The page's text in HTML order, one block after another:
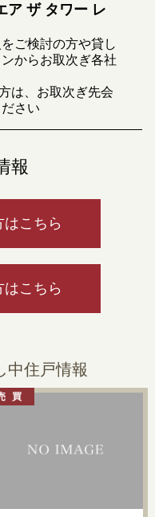
ア ザ タワー レ
ご検討の方や貸し
からお取次ぎ各社
は、お取次ぎ先会
さい
報
こちら
こちら
中住戸情報